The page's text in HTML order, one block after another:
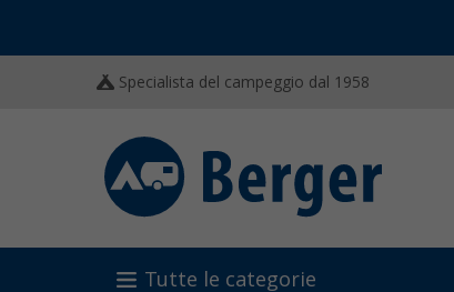
Specialista del campeggio dal 1958
Tutte le categorie